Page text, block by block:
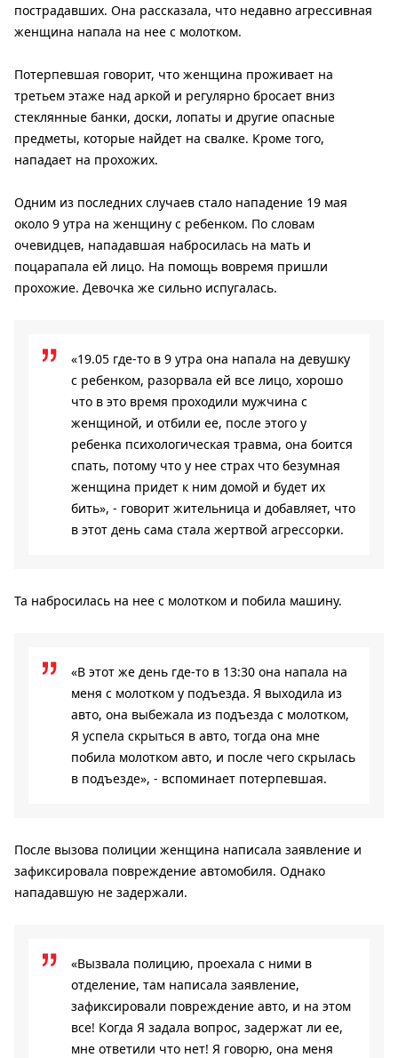
пострадавших. Она рассказала, что недавно агрессивная
женщина напала на нее с молотком.
Потерпевшая говорит, что женщина проживает на
третьем этаже над аркой и регулярно бросает вниз
стеклянные банки, доски, лопаты и другие опасные
предметы, которые найдет на свалке. Кроме того,
нападает на прохожих.
Одним из последних случаев стало нападение 19 мая
около 9 утра на женщину с ребенком. По словам
очевидцев, нападавшая набросилась на мать и
поцарапала ей лицо. На помощь вовремя пришли
прохожие. Девочка же сильно испугалась.
«19.05 где-то в 9 утра она напала на девушку
с ребенком, разорвала ей все лицо, хорошо
что в это время проходили мужчина с
женщиной, и отбили ее, после этого у
ребенка психологическая травма, она боится
спать, потому что у нее страх что безумная
женщина придет к ним домой и будет их
бить», - говорит жительница и добавляет, что
в этот день сама стала жертвой агрессорки.
Та набросилась на нее с молотком и побила машину.
«В этот же день где-то в 13:30 она напала на
меня с молотком у подъезда. Я выходила из
авто, она выбежала из подъезда с молотком,
Я успела скрыться в авто, тогда она мне
побила молотком авто, и после чего скрылась
в подъезде», - вспоминает потерпевшая.
После вызова полиции женщина написала заявление и
зафиксировала повреждение автомобиля. Однако
нападавшую не задержали.
«Вызвала полицию, проехала с ними в
отделение, там написала заявление,
зафиксировали повреждение авто, и на этом
все! Когда Я задала вопрос, задержат ли ее,
мне ответили что нет! Я говорю, она меня